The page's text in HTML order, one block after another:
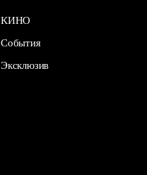
КИНО
События
Эксклюзив